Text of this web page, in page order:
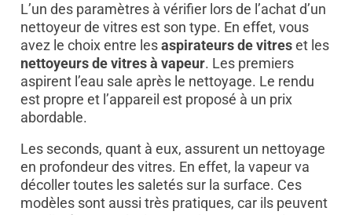
L’un des paramètres à vérifier lors de l’achat d’un
nettoyeur de vitres est son type. En effet, vous
avez le choix entre lesaspirateurs de vitreset les
nettoyeurs de vitres à vapeur. Les premiers
aspirent l’eau sale après le nettoyage. Le rendu
est propre et l’appareil est proposé à un prix
abordable.
Les seconds, quant à eux, assurent un nettoyage
en profondeur des vitres. En effet, la vapeur va
décoller toutes les saletés sur la surface. Ces
modèles sont aussi très pratiques, car ils peuvent